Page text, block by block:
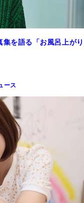
を語る「お風呂上がり
ース